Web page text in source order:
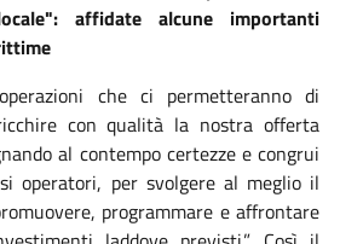
affidate alcune importanti
che ci permetteranno di
con qualità la nostra offerta
al contempo certezze e congrui
operatori, per svolgere al meglio il
programmare e affrontare